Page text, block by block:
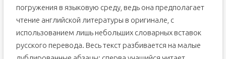
погружения в языковую среду, ведь она предполагает
чтение английской литературы в оригинале, с
использованием лишь небольших словарных вставок
русского перевода. Весь текст разбивается на малые